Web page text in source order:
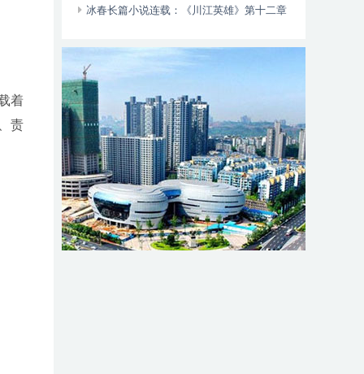
着
责
动自行车智能阻止系统的倡议书
冰春长篇小说连载：《川江英雄》第十二章